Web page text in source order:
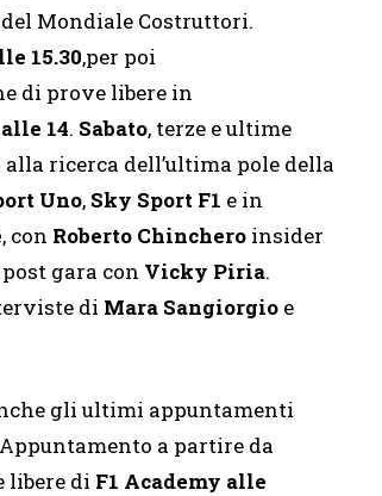
Mondiale Costruttori.
15.30,per poi
di prove libere in
alle 14. Sabato, terze e ultime
alla ricerca dell’ultima pole della
Uno, Sky Sport F1 e in
, con Roberto Chinchero insider
gara con Vicky Piria.
di Mara Sangiorgio e
gli ultimi appuntamenti
a partire da
libere di F1 Academy alle